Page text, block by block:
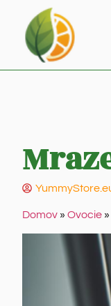
Domov » Ovocie »